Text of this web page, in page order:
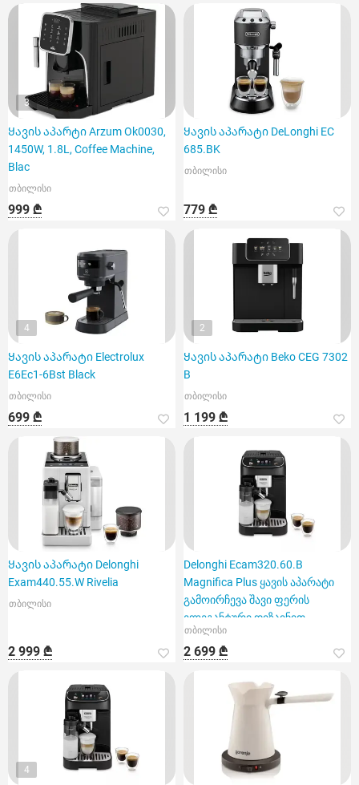
3
Ყავის აპარტი Arzum Ok0030,
1450W, 1.8L, Coffee Machine,
Blac
თბილისი
999 ₾
Ყავის აპარატი DeLonghi EC
685.BK
თბილისი
779 ₾
4
Ყავის აპარატი Electrolux
E6Ec1-6Bst Black
თბილისი
699 ₾
2
Ყავის აპარატი Beko CEG 7302
B
თბილისი
1 199 ₾
Ყავის აპარატი Delonghi
Exam440.55.W Rivelia
თბილისი
2 999 ₾
Delonghi Ecam320.60.B
Magnifica Plus ყავის აპარატი
გამოირჩევა შავი ფერის
ელეგანტური დიზაინით
თბილისი
2 699 ₾
4